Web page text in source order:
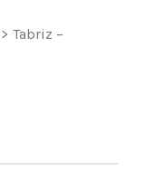
> Tabriz –